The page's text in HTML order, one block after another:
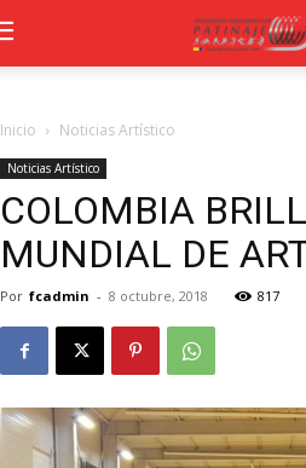
Inicio Noticias Artístico
Noticias Artístico
COLOMBIA
MUNDIAL DE
Por fcadmin - 8 octubre, 2018 817